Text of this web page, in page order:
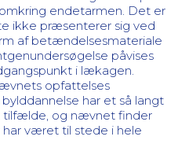
endetarmen. Det er
ikke præsenterer sig ved
af betændelsesmateriale
påvises
i lækagen.
opfattelses
har et så langt
tilfælde, og nævnet finder
været til stede i hele